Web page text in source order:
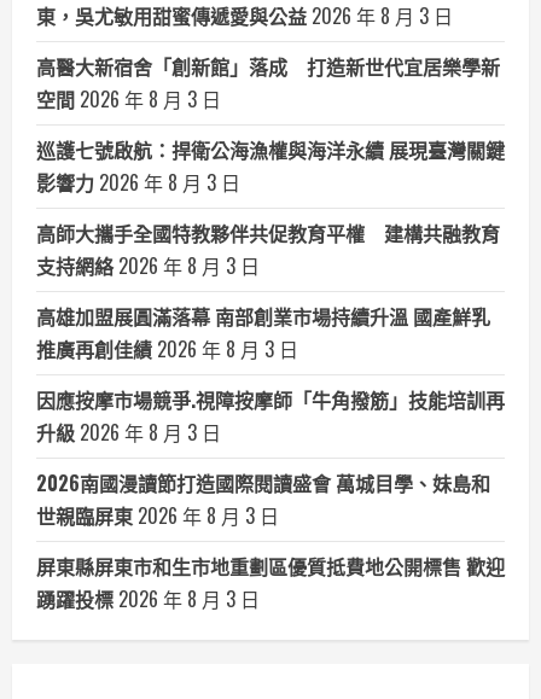
東，吳尤敏用甜蜜傳遞愛與公益 2026 年 8 月 3 日
高醫大新宿舍「創新館」落成 打造新世代宜居樂學新
空間 2026 年 8 月 3 日
巡護七號啟航：捍衛公海漁權與海洋永續 展現臺灣關鍵
影響力 2026 年 8 月 3 日
高師大攜手全國特教夥伴共促教育平權 建構共融教育
支持網絡 2026 年 8 月 3 日
高雄加盟展圓滿落幕 南部創業市場持續升溫 國產鮮乳
推廣再創佳績 2026 年 8 月 3 日
因應按摩市場競爭.視障按摩師「牛角撥筋」技能培訓再
升級 2026 年 8 月 3 日
2026南國漫讀節打造國際閱讀盛會 萬城目學、妹島和
世親臨屏東 2026 年 8 月 3 日
屏東縣屏東市和生市地重劃區優質抵費地公開標售 歡迎
踴躍投標 2026 年 8 月 3 日